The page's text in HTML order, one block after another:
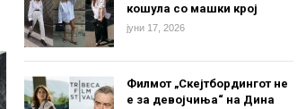
кошула со машки крој
јуни 17, 2026
Филмот „Скејтбордингот не
е за девојчиња“ на Дина